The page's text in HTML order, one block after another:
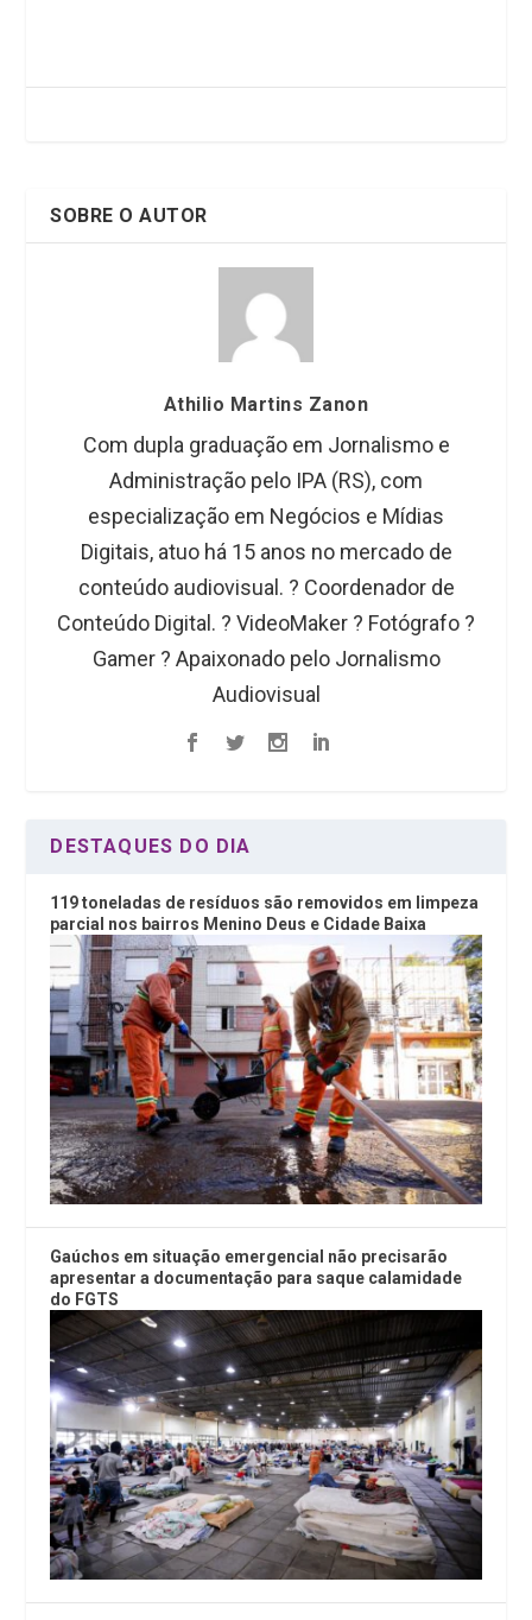
o
n
A
SOBRE O AUTOR
Athilio Martins Zanon
Com dupla graduação em Jornalismo e
Administração pelo IPA (RS), com
especialização em Negócios e Mídias
Digitais, atuo há 15 anos no mercado de
conteúdo audiovisual. ?️ Coordenador de
Conteúdo Digital. ? VideoMaker ? Fotógrafo ?
Gamer ? Apaixonado pelo Jornalismo
Audiovisual
DESTAQUES DO DIA
119 toneladas de resíduos são removidos em limpeza
parcial nos bairros Menino Deus e Cidade Baixa
Gaúchos em situação emergencial não precisarão
apresentar a documentação para saque calamidade
do FGTS